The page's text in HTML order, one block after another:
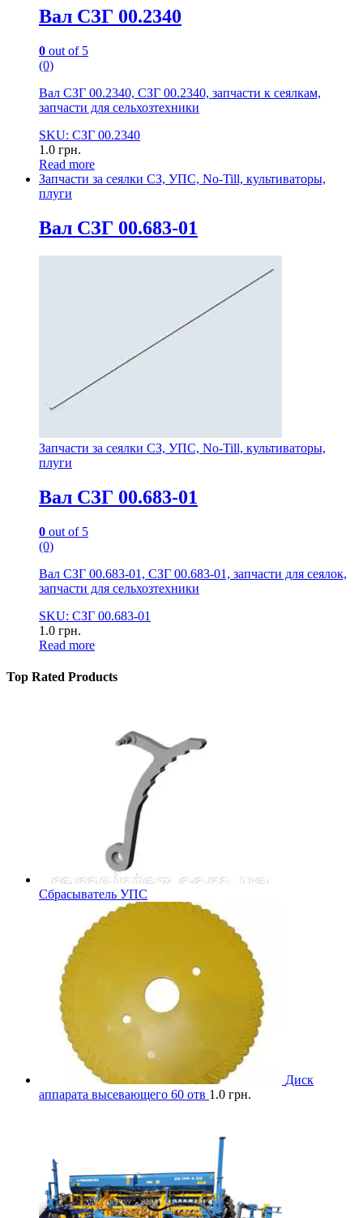
Вал СЗГ 00.2340
0 out of 5
(0)
Вал СЗГ 00.2340, СЗГ 00.2340, запчасти к сеялкам,
запчасти для сельхозтехники
SKU: СЗГ 00.2340
1.0 грн.
Read more
Запчасти за сеялки СЗ, УПС, No-Till, культиваторы,
плуги
Вал СЗГ 00.683-01
Запчасти за сеялки СЗ, УПС, No-Till, культиваторы,
плуги
Вал СЗГ 00.683-01
0 out of 5
(0)
Вал СЗГ 00.683-01, СЗГ 00.683-01, запчасти для сеялок,
запчасти для сельхозтехники
SKU: СЗГ 00.683-01
1.0 грн.
Read more
Top Rated Products
Сбрасыватель УПС
Диск
аппарата высевающего 60 отв 1.0 грн.